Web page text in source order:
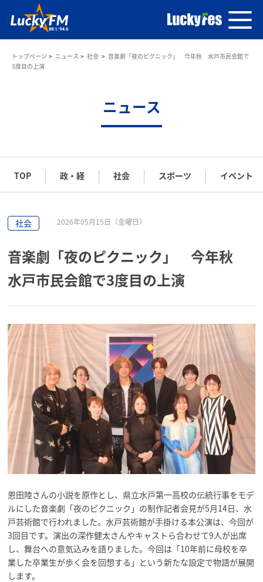
トップページ ニュース 社会
音楽劇「夜のピクニック」 今年秋 水戸市民会館で
3度目の上演
ニュース
TOP 政・経 社会 スポーツ イベント
社会 2026年05月15日（金曜日）
音楽劇「夜のピクニック」 今年秋
水戸市民会館で3度目の上演
恩田陸さんの小説を原作とし、県立水戸第一高校の伝統行事をモデ
ルにした音楽劇「夜のピクニック」の制作記者会見が5月14日、水
戸芸術館で行われました。水戸芸術館が手掛ける本公演は、今回が
3回目です。演出の深作健太さんやキャストら合わせて9人が出席
し、舞台への意気込みを語りました。今回は「10年前に母校を卒
業した卒業生が歩く会を回想する」という新たな設定で物語が展開
します。